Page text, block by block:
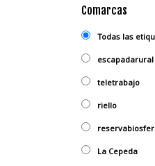
Comarcas
Todas las
escapadarural
teletrabajo
riello
La Cepeda